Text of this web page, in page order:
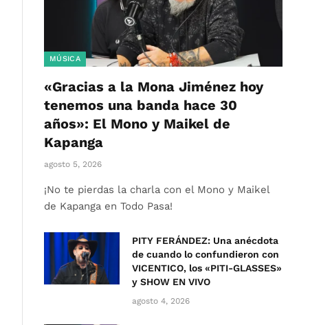
MÚSICA
«Gracias a la Mona Jiménez hoy
tenemos una banda hace 30
años»: El Mono y Maikel de
Kapanga
agosto 5, 2026
¡No te pierdas la charla con el Mono y Maikel
de Kapanga en Todo Pasa!
PITY FERÁNDEZ: Una anécdota
de cuando lo confundieron con
VICENTICO, los «PITI-GLASSES»
y SHOW EN VIVO
agosto 4, 2026